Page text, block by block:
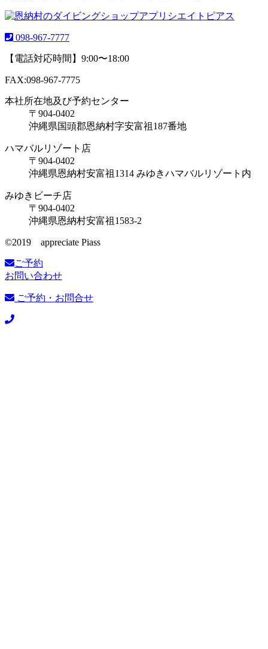
098-967-7777
【電話対応時間】9:00〜18:00
FAX:098-967-7775
本社所在地及び予約センター
〒904-0402
沖縄県国頭郡恩納村字安富祖187番地
ハマバルリゾート店
〒904-0402
沖縄県恩納村安富祖1314 みゆきハマバルリゾート内
みゆきビーチ店
〒904-0402
沖縄県恩納村安富祖1583-2
©️2019 appreciate Piass
ご予約
お問い合わせ
ご予約・お問合せ